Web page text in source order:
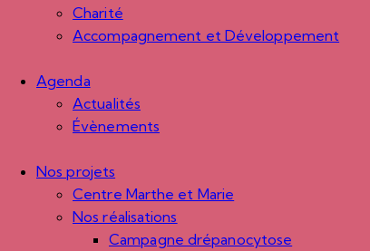
Charité
Accompagnement et Développement
Agenda
Actualités
Évènements
Nos projets
Centre Marthe et Marie
Nos réalisations
Campagne drépanocytose